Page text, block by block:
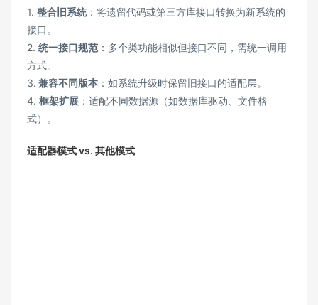
1. 整合旧系统：将遗留代码或第三方库接口转换为新系统的
接口。
2. 统一接口规范 ：多个类功能相似但接口不同，需统一调用
方式。
3. 兼容不同版本 ：如系统升级时保留旧接口的适配层。
4. 框架扩展 ：适配不同数据源（如数据库驱动、文件格
式）。
适配器模式 vs. 其他模式